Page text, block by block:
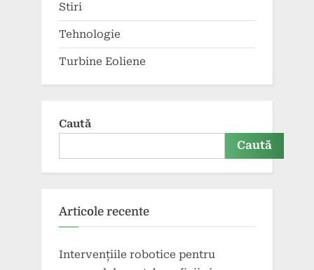
Stiri
Tehnologie
Turbine Eoliene
Caută
Caută
Articole recente
Intervențiile robotice pentru